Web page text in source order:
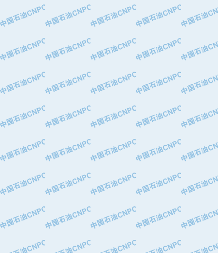
·大港油田集团中成机械制造有限公司
·承德司达石油装备开发公司
·四川明星电缆有限公司
·中国石油大庆石油化工总厂
·北京三盈联合石油技术有限公司
·中国石油化工股份有限公司催化剂长
·北京长空工业有限公司
·北京中旭阳光石油天然气科技有限公
·托肯恒山科技（广州）有限公司
·北京德泰联华科技发展有限公司
·美钻石油钻采系统（上海）有限公司
·陕西爱瑞德控制工程有限公司
·成都中寰机电设备有限公司
·河北保定天威集团特变电气有限公司
·中国石油辽阳石油化纤公司
·托肯恒山科技（广州）有限公司
·大庆油田飞马有限公司